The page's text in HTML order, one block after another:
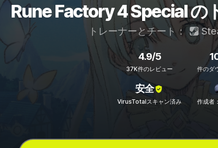
Rune Factory 4 Special の
トレーナーとチート：
4.9/5
37K件のレビュー 件のダ
安全
VirusTotalスキャン済み 作成者